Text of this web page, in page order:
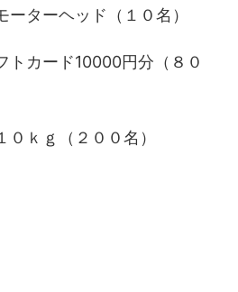
ターヘッド（１０名）
カード10000円分（８０
ｋｇ（２００名）